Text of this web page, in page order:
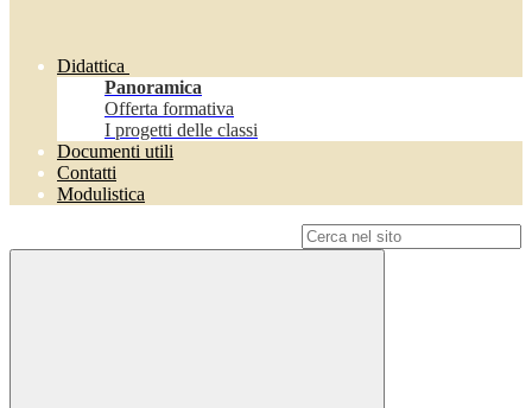
Didattica
Panoramica
Offerta formativa
I progetti delle classi
Documenti utili
Contatti
Modulistica